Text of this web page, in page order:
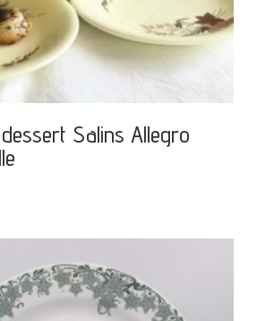
Salins Allegro